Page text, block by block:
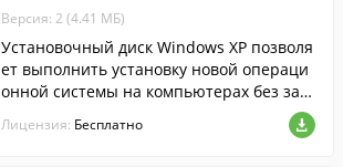
Версия: 2 (4.41 МБ)
Установочный диск Windows XP позволя
ет выполнить установку новой операци
онной системы на компьютерах без заг
Лицензия: Бесплатно